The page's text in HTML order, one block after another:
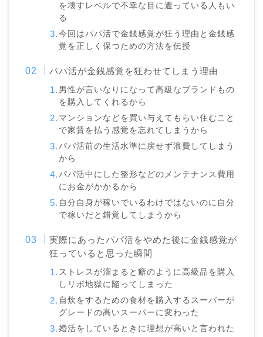
を壊すレベルで不幸な目に遭っている人もい
る
今回はパパ活で金銭感覚が狂う理由と金銭感
覚を正しく保つための方法を伝授
パパ活が金銭感覚を狂わせてしまう理由
男性が言いなりになって高級なブランドもの
を購入してくれるから
マンションなどを買い与えてもらい住むこと
で家賃を払う感覚を忘れてしまうから
パパ活前の生活水準に戻せず浪費してしまう
から
パパ活中にした整形などのメンテナンス費用
にお金がかかるから
自分自身が稼いでいるわけではないのに自分
で稼いだと錯覚してしまうから
実際にあったパパ活をやめた後に金銭感覚が
狂っていると思った瞬間
ストレスが溜まると癖のように高級品を購入
しリボ地獄に陥ってしまった
自炊をするための食材を購入するスーパーが
グレードの高いスーパーに変わった
婚活をしているときに理想が高いと言われた